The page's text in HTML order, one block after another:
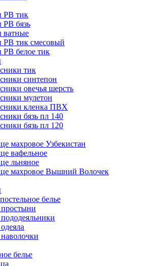
РВ тик
РВ бязь
ватные
РВ тик смесовый
РВ белое тик
тик
синтепон
овечья шерсть
мулетон
кленка ПВХ
бязь пл 140
бязь пл 120
махровое Узбекистан
вафельное
льняное
махровое Вышний Волочек
белье
простыни
белье